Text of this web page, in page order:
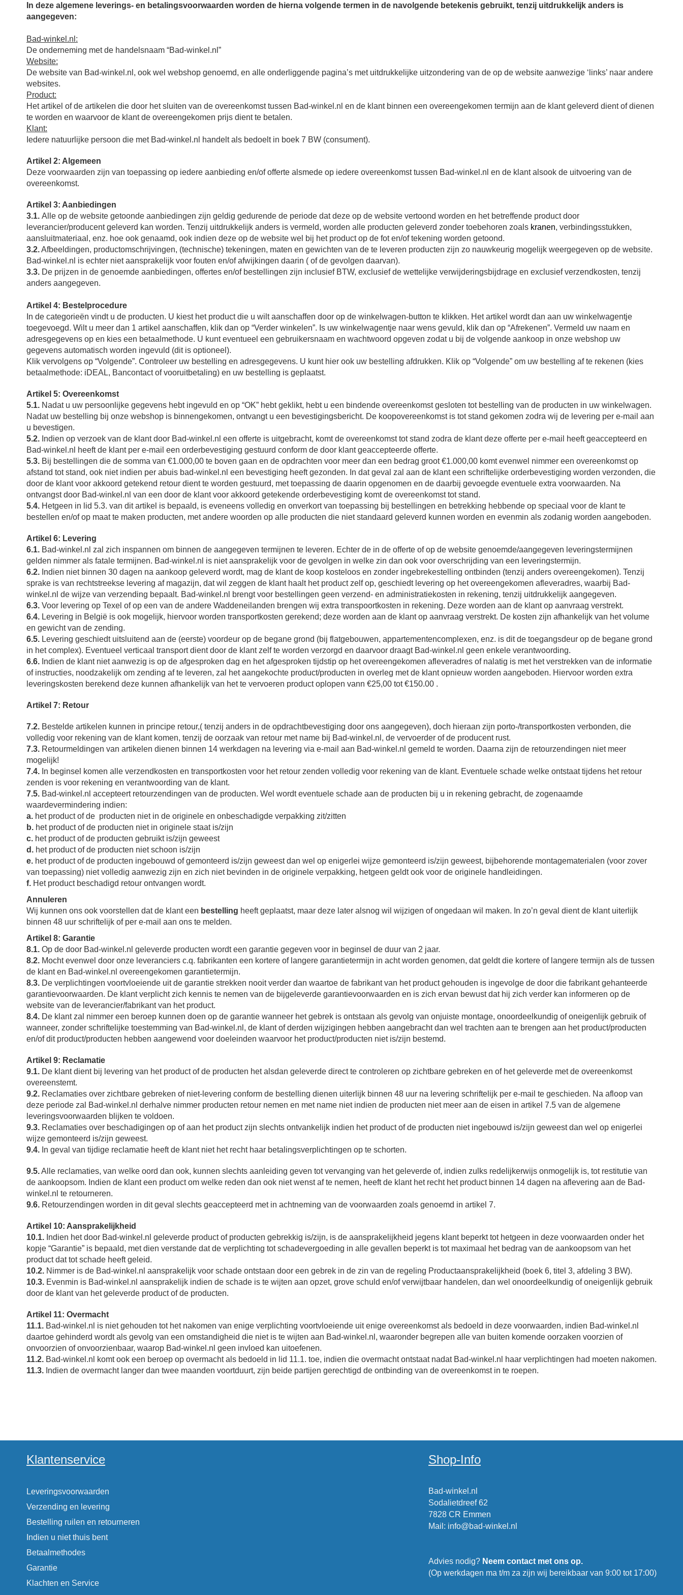
In deze algemene leverings- en betalingsvoorwaarden worden de hierna volgende termen in de navolgende betekenis gebruikt, tenzij uitdrukkelijk anders is
aangegeven:
Bad-winkel.nl:
De onderneming met de handelsnaam “Bad-winkel.nl”
Website:
De website van Bad-winkel.nl, ook wel webshop genoemd, en alle onderliggende pagina’s met uitdrukkelijke uitzondering van de op de website aanwezige ‘links’ naar andere
websites.
Product:
Het artikel of de artikelen die door het sluiten van de overeenkomst tussen Bad-winkel.nl en de klant binnen een overeengekomen termijn aan de klant geleverd dient of dienen
te worden en waarvoor de klant de overeengekomen prijs dient te betalen.
Klant:
Iedere natuurlijke persoon die met Bad-winkel.nl handelt als bedoelt in boek 7 BW (consument).
Artikel 2: Algemeen
Deze voorwaarden zijn van toepassing op iedere aanbieding en/of offerte alsmede op iedere overeenkomst tussen Bad-winkel.nl en de klant alsook de uitvoering van de
overeenkomst.
Artikel 3: Aanbiedingen
3.1. Alle op de website getoonde aanbiedingen zijn geldig gedurende de periode dat deze op de website vertoond worden en het betreffende product door
leverancier/producent geleverd kan worden. Tenzij uitdrukkelijk anders is vermeld, worden alle producten geleverd zonder toebehoren zoals kranen, verbindingsstukken,
aansluitmateriaal, enz. hoe ook genaamd, ook indien deze op de website wel bij het product op de fot en/of tekening worden getoond.
3.2.Afbeeldingen, productomschrijvingen, (technische) tekeningen, maten en gewichten van de te leveren producten zijn zo nauwkeurig mogelijk weergegeven op de website.
Bad-winkel.nl is echter niet aansprakelijk voor fouten en/of afwijkingen daarin ( of de gevolgen daarvan).
3.3. De prijzen in de genoemde aanbiedingen, offertes en/of bestellingen zijn inclusief BTW, exclusief de wettelijke verwijderingsbijdrage en exclusief verzendkosten, tenzij
anders aangegeven.
Artikel 4: Bestelprocedure
In de categorieën vindt u de producten. U kiest het product die u wilt aanschaffen door op de winkelwagen-button te klikken. Het artikel wordt dan aan uw winkelwagentje
toegevoegd. Wilt u meer dan 1 artikel aanschaffen, klik dan op “Verder winkelen”. Is uw winkelwagentje naar wens gevuld, klik dan op “Afrekenen”. Vermeld uw naam en
adresgegevens op en kies een betaalmethode. U kunt eventueel een gebruikersnaam en wachtwoord opgeven zodat u bij de volgende aankoop in onze webshop uw
gegevens automatisch worden ingevuld (dit is optioneel).
Klik vervolgens op “Volgende”. Controleer uw bestelling en adresgegevens. U kunt hier ook uw bestelling afdrukken. Klik op “Volgende” om uw bestelling af te rekenen (kies
betaalmethode: iDEAL, Bancontact of vooruitbetaling) en uw bestelling is geplaatst.
Artikel 5: Overeenkomst
5.1. Nadat u uw persoonlijke gegevens hebt ingevuld en op “OK” hebt geklikt, hebt u een bindende overeenkomst gesloten tot bestelling van de producten in uw winkelwagen.
Nadat uw bestelling bij onze webshop is binnengekomen, ontvangt u een bevestigingsbericht. De koopovereenkomst is tot stand gekomen zodra wij de levering per e-mail aan
u bevestigen.
5.2. Indien op verzoek van de klant door Bad-winkel.nl een offerte is uitgebracht, komt de overeenkomst tot stand zodra de klant deze offerte per e-mail heeft geaccepteerd en
Bad-winkel.nl heeft de klant per e-mail een orderbevestiging gestuurd conform de door klant geaccepteerde offerte.
5.3. Bij bestellingen die de somma van €1.000,00 te boven gaan en de opdrachten voor meer dan een bedrag groot €1.000,00 komt evenwel nimmer een overeenkomst op
afstand tot stand, ook niet indien per abuis bad-winkel.nl een bevestiging heeft gezonden. In dat geval zal aan de klant een schriftelijke orderbevestiging worden verzonden, die
door de klant voor akkoord getekend retour dient te worden gestuurd, met toepassing de daarin opgenomen en de daarbij gevoegde eventuele extra voorwaarden. Na
ontvangst door Bad-winkel.nl van een door de klant voor akkoord getekende orderbevestiging komt de overeenkomst tot stand.
5.4. Hetgeen in lid 5.3. van dit artikel is bepaald, is eveneens volledig en onverkort van toepassing bij bestellingen en betrekking hebbende op speciaal voor de klant te
bestellen en/of op maat te maken producten, met andere woorden op alle producten die niet standaard geleverd kunnen worden en evenmin als zodanig worden aangeboden.
Artikel 6: Levering
6.1. Bad-winkel.nl zal zich inspannen om binnen de aangegeven termijnen te leveren. Echter de in de offerte of op de website genoemde/aangegeven leveringstermijnen
gelden nimmer als fatale termijnen. Bad-winkel.nl is niet aansprakelijk voor de gevolgen in welke zin dan ook voor overschrijding van een leveringstermijn.
6.2. Indien niet binnen 30 dagen na aankoop geleverd wordt, mag de klant de koop kosteloos en zonder ingebrekestelling ontbinden (tenzij anders overeengekomen). Tenzij
sprake is van rechtstreekse levering af magazijn, dat wil zeggen de klant haalt het product zelf op, geschiedt levering op het overeengekomen afleveradres, waarbij Bad-
winkel.nl de wijze van verzending bepaalt. Bad-winkel.nl brengt voor bestellingen geen verzend- en administratiekosten in rekening, tenzij uitdrukkelijk aangegeven.
6.3. Voor levering op Texel of op een van de andere Waddeneilanden brengen wij extra transpoortkosten in rekening. Deze worden aan de klant op aanvraag verstrekt.
6.4. Levering in België is ook mogelijk, hiervoor worden transportkosten gerekend; deze worden aan de klant op aanvraag verstrekt. De kosten zijn afhankelijk van het volume
en gewicht van de zending.
6.5. Levering geschiedt uitsluitend aan de (eerste) voordeur op de begane grond (bij flatgebouwen, appartementencomplexen, enz. is dit de toegangsdeur op de begane grond
in het complex). Eventueel verticaal transport dient door de klant zelf te worden verzorgd en daarvoor draagt Bad-winkel.nl geen enkele verantwoording.
6.6. Indien de klant niet aanwezig is op de afgesproken dag en het afgesproken tijdstip op het overeengekomen afleveradres of nalatig is met het verstrekken van de informatie
of instructies, noodzakelijk om zending af te leveren, zal het aangekochte product/producten in overleg met de klant opnieuw worden aangeboden. Hiervoor worden extra
leveringskosten berekend deze kunnen afhankelijk van het te vervoeren product oplopen vann €25,00 tot €150.00 .
Artikel 7: Retour
7.2. Bestelde artikelen kunnen in principe retour,( tenzij anders in de opdrachtbevestiging door ons aangegeven), doch hieraan zijn porto-/transportkosten verbonden, die
volledig voor rekening van de klant komen, tenzij de oorzaak van retour met name bij Bad-winkel.nl, de vervoerder of de producent rust.
7.3. Retourmeldingen van artikelen dienen binnen 14 werkdagen na levering via e-mail aan Bad-winkel.nl gemeld te worden. Daarna zijn de retourzendingen niet meer
mogelijk!
7.4. In beginsel komen alle verzendkosten en transportkosten voor het retour zenden volledig voor rekening van de klant. Eventuele schade welke ontstaat tijdens het retour
zenden is voor rekening en verantwoording van de klant.
7.5. Bad-winkel.nl accepteert retourzendingen van de producten. Wel wordt eventuele schade aan de producten bij u in rekening gebracht, de zogenaamde
waardevermindering indien:
a. het product of de producten niet in de originele en onbeschadigde verpakking zit/zitten
b. het product of de producten niet in originele staat is/zijn
c. het product of de producten gebruikt is/zijn geweest
d. het product of de producten niet schoon is/zijn
e. het product of de producten ingebouwd of gemonteerd is/zijn geweest dan wel op enigerlei wijze gemonteerd is/zijn geweest, bijbehorende montagematerialen (voor zover
van toepassing) niet volledig aanwezig zijn en zich niet bevinden in de originele verpakking, hetgeen geldt ook voor de originele handleidingen.
f. Het product beschadigd retour ontvangen wordt.
Annuleren
Wij kunnen ons ook voorstellen dat de klant een bestelling heeft geplaatst, maar deze later alsnog wil wijzigen of ongedaan wil maken. In zo’n geval dient de klant uiterlijk
binnen 48 uur schriftelijk of per e-mail aan ons te melden.
Artikel 8: Garantie
8.1. Op de door Bad-winkel.nl geleverde producten wordt een garantie gegeven voor in beginsel de duur van 2 jaar.
8.2. Mocht evenwel door onze leveranciers c.q. fabrikanten een kortere of langere garantietermijn in acht worden genomen, dat geldt die kortere of langere termijn als de tussen
de klant en Bad-winkel.nl overeengekomen garantietermijn.
8.3. De verplichtingen voortvloeiende uit de garantie strekken nooit verder dan waartoe de fabrikant van het product gehouden is ingevolge de door die fabrikant gehanteerde
garantievoorwaarden. De klant verplicht zich kennis te nemen van de bijgeleverde garantievoorwaarden en is zich ervan bewust dat hij zich verder kan informeren op de
website van de leverancier/fabrikant van het product.
8.4. De klant zal nimmer een beroep kunnen doen op de garantie wanneer het gebrek is ontstaan als gevolg van onjuiste montage, onoordeelkundig of oneigenlijk gebruik of
wanneer, zonder schriftelijke toestemming van Bad-winkel.nl, de klant of derden wijzigingen hebben aangebracht dan wel trachten aan te brengen aan het product/producten
en/of dit product/producten hebben aangewend voor doeleinden waarvoor het product/producten niet is/zijn bestemd.
Artikel 9: Reclamatie
9.1. De klant dient bij levering van het product of de producten het alsdan geleverde direct te controleren op zichtbare gebreken en of het geleverde met de overeenkomst
overeenstemt.
9.2. Reclamaties over zichtbare gebreken of niet-levering conform de bestelling dienen uiterlijk binnen 48 uur na levering schriftelijk per e-mail te geschieden. Na afloop van
deze periode zal Bad-winkel.nl derhalve nimmer producten retour nemen en met name niet indien de producten niet meer aan de eisen in artikel 7.5 van de algemene
leveringsvoorwaarden blijken te voldoen.
9.3. Reclamaties over beschadigingen op of aan het product zijn slechts ontvankelijk indien het product of de producten niet ingebouwd is/zijn geweest dan wel op enigerlei
wijze gemonteerd is/zijn geweest.
9.4. In geval van tijdige reclamatie heeft de klant niet het recht haar betalingsverplichtingen op te schorten.
9.5.Alle reclamaties, van welke oord dan ook, kunnen slechts aanleiding geven tot vervanging van het geleverde of, indien zulks redelijkerwijs onmogelijk is, tot restitutie van
de aankoopsom. Indien de klant een product om welke reden dan ook niet wenst af te nemen, heeft de klant het recht het product binnen 14 dagen na aflevering aan de Bad-
winkel.nl te retourneren.
9.6. Retourzendingen worden in dit geval slechts geaccepteerd met in achtneming van de voorwaarden zoals genoemd in artikel 7.
Artikel 10: Aansprakelijkheid
10.1. Indien het door Bad-winkel.nl geleverde product of producten gebrekkig is/zijn, is de aansprakelijkheid jegens klant beperkt tot hetgeen in deze voorwaarden onder het
kopje “Garantie” is bepaald, met dien verstande dat de verplichting tot schadevergoeding in alle gevallen beperkt is tot maximaal het bedrag van de aankoopsom van het
product dat tot schade heeft geleid.
10.2. Nimmer is de Bad-winkel.nl aansprakelijk voor schade ontstaan door een gebrek in de zin van de regeling Productaansprakelijkheid (boek 6, titel 3, afdeling 3 BW).
10.3. Evenmin is Bad-winkel.nl aansprakelijk indien de schade is te wijten aan opzet, grove schuld en/of verwijtbaar handelen, dan wel onoordeelkundig of oneigenlijk gebruik
door de klant van het geleverde product of de producten.
Artikel 11: Overmacht
11.1. Bad-winkel.nl is niet gehouden tot het nakomen van enige verplichting voortvloeiende uit enige overeenkomst als bedoeld in deze voorwaarden, indien Bad-winkel.nl
daartoe gehinderd wordt als gevolg van een omstandigheid die niet is te wijten aan Bad-winkel.nl, waaronder begrepen alle van buiten komende oorzaken voorzien of
onvoorzien of onvoorzienbaar, waarop Bad-winkel.nl geen invloed kan uitoefenen.
11.2. Bad-winkel.nl komt ook een beroep op overmacht als bedoeld in lid 11.1. toe, indien die overmacht ontstaat nadat Bad-winkel.nl haar verplichtingen had moeten nakomen.
11.3. Indien de overmacht langer dan twee maanden voortduurt, zijn beide partijen gerechtigd de ontbinding van de overeenkomst in te roepen.
Klantenservice
Leveringsvoorwaarden
Verzending en levering
Bestelling ruilen en retourneren
Indien u niet thuis bent
Betaalmethodes
Garantie
Klachten en Service
Shop-Info
Bad-winkel.nl
Sodalietdreef 62
7828 CR Emmen
Mail : info@bad-winkel.nl
Advies nodig? Neem contact met ons op.
(Op werkdagen ma t/m za zijn wij bereikbaar van 9:00 tot 17:00)